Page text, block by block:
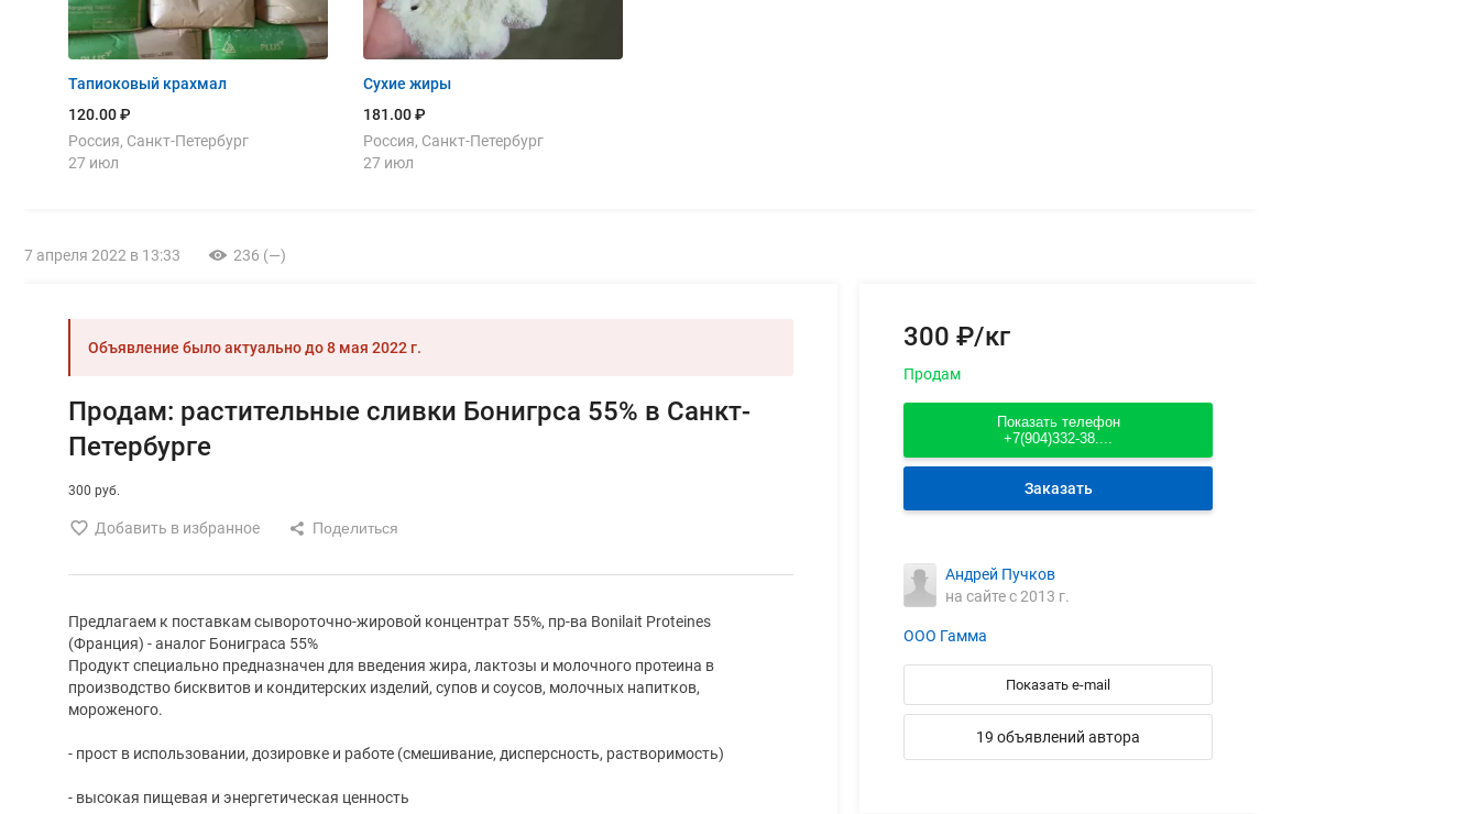
Тапиоковый крахмал
120.00 ₽
Россия, Санкт-Петербург
27 июл
Сухие жиры
181.00 ₽
Россия, Санкт-Петербург
27 июл
7 апреля 2022 в 13:33 236 (—)
Объявление было актуально до8 мая 2022 г.
Продам: растительные сливки Бонигрса 55% в Санкт-
Петербурге
300 руб.
Добавить в избранное
Предлагаем к поставкам сывороточно-жировой концентрат 55%, пр-ва Bonilait Proteines
(Франция) - аналог Бониграса 55%
Продукт специально предназначен для введения жира, лактозы и молочного протеина в
производство бисквитов и кондитерских изделий, супов и соусов, молочных напитков,
мороженого.
- прост в использовании, дозировке и работе (смешивание, дисперсность, растворимость)
- высокая пищевая и энергетическая ценность
300 ₽/кг
Продам
Показать телефон
+7(904)332-38....
Заказать
Андрей Пучков
на сайте с 2013 г.
ООО Гамма
Показать e-mail
19 объявлений автора